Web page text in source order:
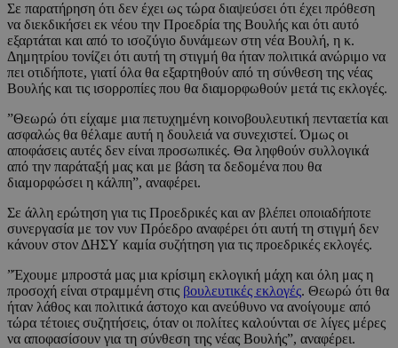
Σε παρατήρηση ότι δεν έχει ως τώρα διαψεύσει ότι έχει πρόθεση
να διεκδικήσει εκ νέου την Προεδρία της Βουλής και ότι αυτό
εξαρτάται και από το ισοζύγιο δυνάμεων στη νέα Βουλή, η κ.
Δημητρίου τονίζει ότι αυτή τη στιγμή θα ήταν πολιτικά ανώριμο να
πει οτιδήποτε, γιατί όλα θα εξαρτηθούν από τη σύνθεση της νέας
Βουλής και τις ισορροπίες που θα διαμορφωθούν μετά τις εκλογές.
”Θεωρώ ότι είχαμε μια πετυχημένη κοινοβουλευτική πενταετία και
ασφαλώς θα θέλαμε αυτή η δουλειά να συνεχιστεί. Όμως οι
αποφάσεις αυτές δεν είναι προσωπικές. Θα ληφθούν συλλογικά
από την παράταξή μας και με βάση τα δεδομένα που θα
διαμορφώσει η κάλπη”, αναφέρει.
Σε άλλη ερώτηση για τις Προεδρικές και αν βλέπει οποιαδήποτε
συνεργασία με τον νυν Πρόεδρο αναφέρει ότι αυτή τη στιγμή δεν
κάνουν στον ΔΗΣΥ καμία συζήτηση για τις προεδρικές εκλογές.
”Έχουμε μπροστά μας μια κρίσιμη εκλογική μάχη και όλη μας η
προσοχή είναι στραμμένη στις βουλευτικές εκλογές. Θεωρώ ότι θα
ήταν λάθος και πολιτικά άστοχο και ανεύθυνο να ανοίγουμε από
τώρα τέτοιες συζητήσεις, όταν οι πολίτες καλούνται σε λίγες μέρες
να αποφασίσουν για τη σύνθεση της νέας Βουλής”, αναφέρει.